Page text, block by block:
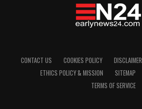
CONTACT US COOKIES POLICY DISCLAIMER
ETHICS POLICY & MISSION
SITEMAP
TERMS OF SERVICE